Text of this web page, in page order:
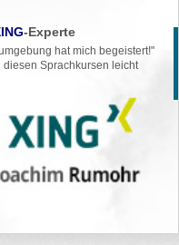
-Experte
hat mich begeistert!"
diesen Sprachkursen leicht